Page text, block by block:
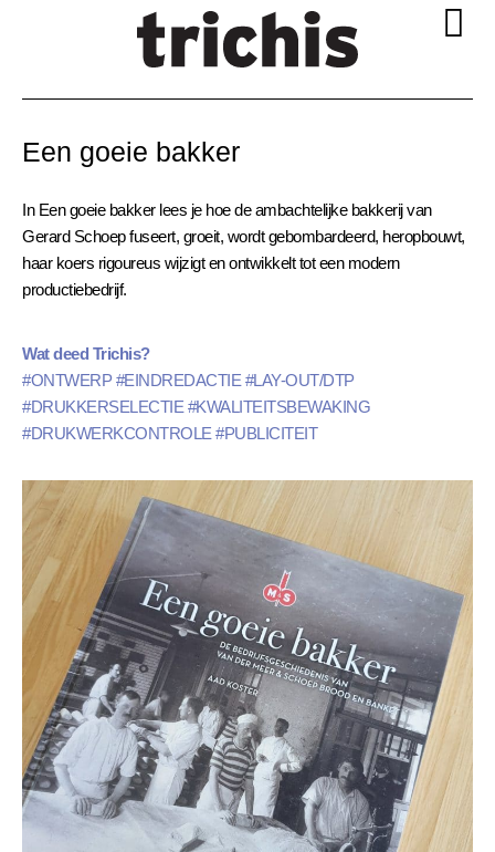
Een goeie bakker
In Een goeie bakker lees je hoe de ambachtelijke bakkerij van
Gerard Schoep fuseert, groeit, wordt gebombardeerd, heropbouwt,
haar koers rigoureus wijzigt en ontwikkelt tot een modern
productiebedrijf.
Wat deed Trichis?
#ONTWERP #EINDREDACTIE #LAY-OUT/DTP
#DRUKKERSELECTIE #KWALITEITSBEWAKING
#DRUKWERKCONTROLE #PUBLICITEIT